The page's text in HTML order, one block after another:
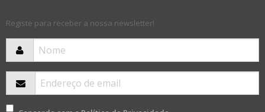
Registe para receber a nossa newsletter!